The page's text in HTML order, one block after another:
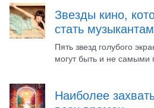
Звезды кино,
стать
Пять звезд голубого
могут быть и не самыми
Наиболее